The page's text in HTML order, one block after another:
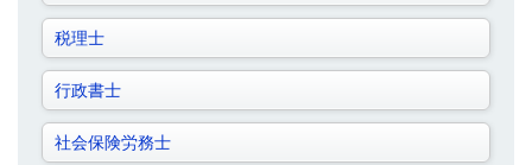
税理士
行政書士
社会保険労務士